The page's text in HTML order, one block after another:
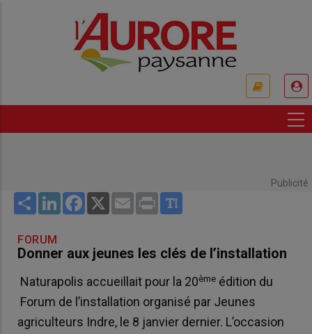
Publicité
Share LinkedInFacebook
X Email Print
FORUM
Donner aux jeunes les clés de l’installation
Naturapolis accueillait pour la 20ème édition du
Forum de l’installation organisé par Jeunes
agriculteurs Indre, le 8 janvier dernier. L’occasion